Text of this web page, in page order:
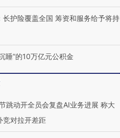
长护险覆盖全国 筹资和服务给予将持
睡”的10万亿元公积金
跳动开全员会复盘AI业务进展 称大
竞对拉开差距